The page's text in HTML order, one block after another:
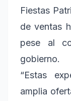
Fiestas
de ventas
pese al
gobierno.
“Estas
amplia